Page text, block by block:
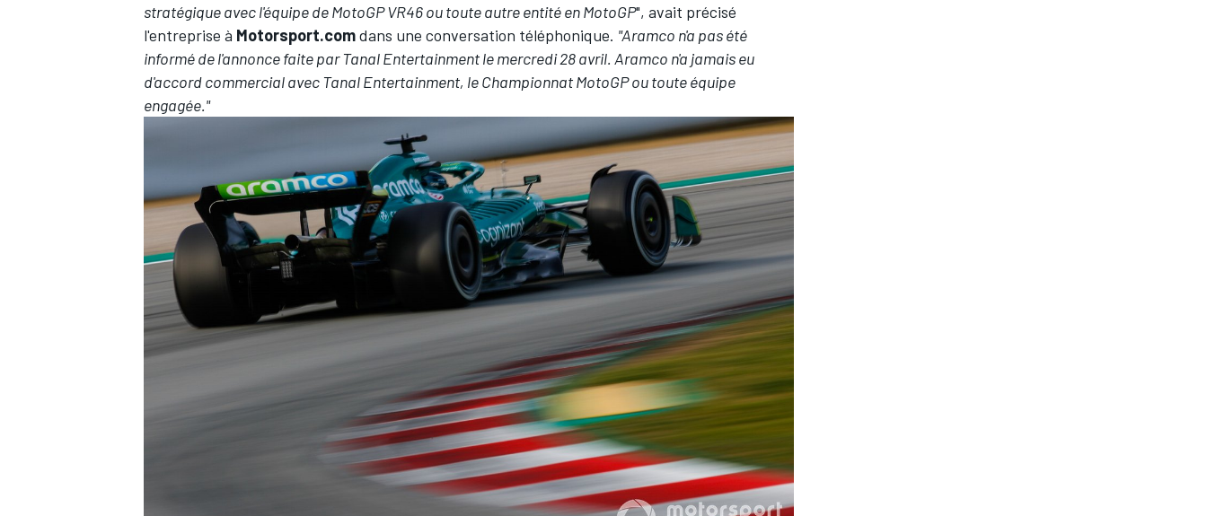
stratégique avec l'équipe de MotoGP VR46 ou toute autre entité en MotoGP", avait précisé
l'entreprise à Motorsport.comdans une conversation téléphonique. "Aramco n'a pas été
informé de l'annonce faite par Tanal Entertainment le mercredi 28 avril. Aramco n'a jamais eu
d'accord commercial avec Tanal Entertainment, le Championnat MotoGP ou toute équipe
engagée."